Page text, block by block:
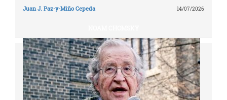
Juan J. Paz-y-Miño Cepeda 14/07/2026